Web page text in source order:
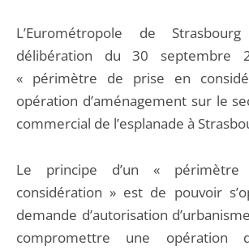
L’Eurométropole de
délibération du 30 septembre
« périmètre de prise en
opération d’aménagement sur le
commercial de l’esplanade à
Le principe d’un «
considération » est de pouvoir
demande d’autorisation
compromettre une opération